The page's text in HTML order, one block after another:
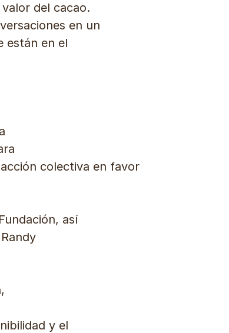
del cacao.
en un
están en el
colectiva en favor
así
y el